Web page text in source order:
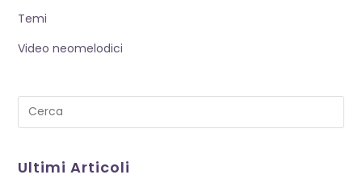
Temi
Video neomelodici
Ultimi Articoli